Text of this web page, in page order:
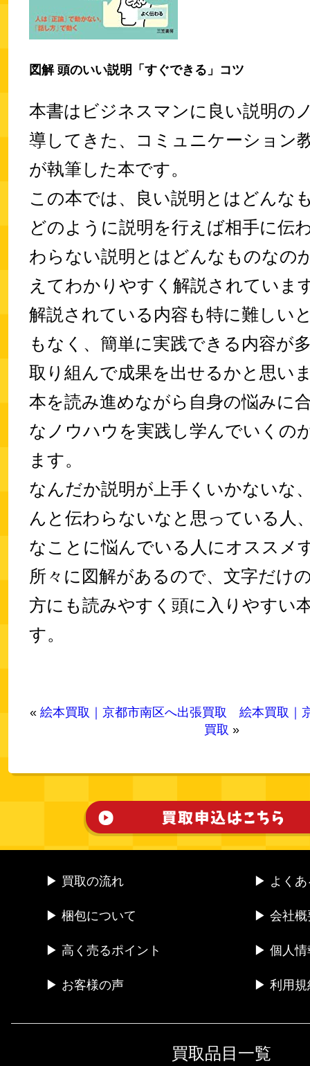
図解 頭のいい説明「すぐできる」コツ
本書はビジネスマンに良い説明の
導してきた、コミュニケーション
が執筆した本です。
この本では、良い説明とはどんな
どのように説明を行えば相手に伝
わらない説明とはどんなものなの
えてわかりやすく解説されていま
解説されている内容も特に難しい
もなく、簡単に実践できる内容が
取り組んで成果を出せるかと思い
本を読み進めながら自身の悩みに
なノウハウを実践し学んでいくの
ます。
なんだか説明が上手くいかないな
んと伝わらないなと思っている人
なことに悩んでいる人にオススメ
所々に図解があるので、文字だけ
方にも読みやすく頭に入りやすい
す。
« 絵本買取｜京都市南区へ出張買取
絵本買取｜
買取 »
▶ 買取の流れ
▶ 梱包について
▶ 高く売るポイント
▶ お客様の声
▶ よくあ
▶ 会社概
▶ 個人情
▶ 利用規
買取品目一覧